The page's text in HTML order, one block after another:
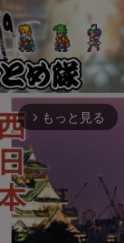
arrow_forward_ios もっと見る